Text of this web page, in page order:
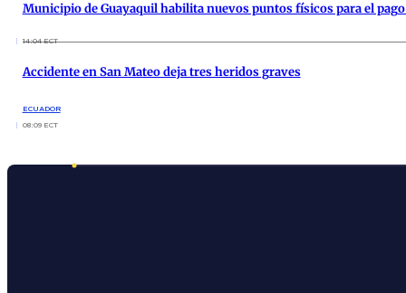
Municipio de Guayaquil habilita nuevos puntos físicos para el
14:04 ECT
Accidente en San Mateo deja tres heridos graves
ECUADOR
08:09 ECT